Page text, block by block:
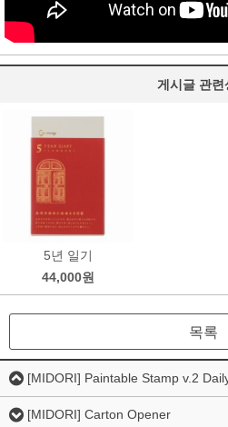
게시글 관련
5년 일기
44,000원
목록
[MIDORI] Paintable Stamp v.2
[MIDORI] Carton Opener